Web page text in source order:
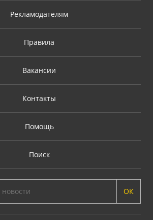
Рекламодателям
Правила
Вакансии
Контакты
Помощь
Поиск
ОК